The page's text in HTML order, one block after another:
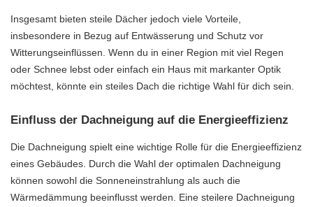
Insgesamt bieten steile Dächer jedoch viele Vorteile,
insbesondere in Bezug auf Entwässerung und Schutz vor
Witterungseinflüssen. Wenn du in einer Region mit viel Regen
oder Schnee lebst oder einfach ein Haus mit markanter Optik
möchtest, könnte ein steiles Dach die richtige Wahl für dich sein.
Einfluss der Dachneigung auf die Energieeffizienz
Die Dachneigung spielt eine wichtige Rolle für die Energieeffizienz
eines Gebäudes. Durch die Wahl der optimalen Dachneigung
können sowohl die Sonneneinstrahlung als auch die
Wärmedämmung beeinflusst werden. Eine steilere Dachneigung